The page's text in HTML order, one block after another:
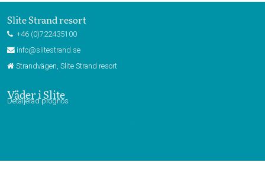
Slite Strand resort
+46 (0)722435100
info@slitestrand.se
Strandvägen, Slite Strand resort
Väder i Slite
Detaljerad prognos